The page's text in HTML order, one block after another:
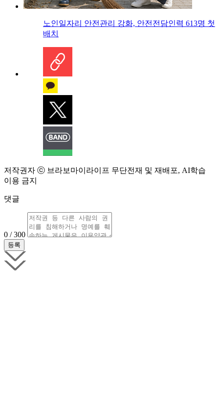
노인일자리 안전관리 강화, 안전전담인력 613명 첫
배치
저작권자 ⓒ 브라보마이라이프 무단전재 및 재배포, AI학습
이용 금지
댓글
0 / 300